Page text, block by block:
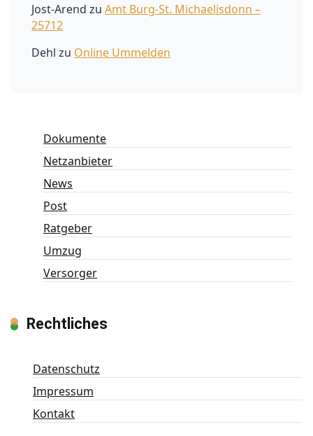
Jost-Arend zu Amt Burg-St. Michaelisdonn –
25712
Dehl zu Online Ummelden
Dokumente
Netzanbieter
News
Post
Ratgeber
Umzug
Versorger
Rechtliches
Datenschutz
Impressum
Kontakt